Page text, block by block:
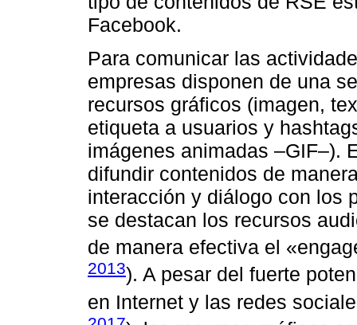
Facebook.
Para comunicar las
empresas disponen de una
recursos gráficos (imagen,
etiqueta a usuarios y
imágenes animadas –GIF–).
difundir contenidos de
interacción y diálogo con los
se destacan los recursos
de manera efectiva el
2013). A pesar del fuerte
en Internet y las redes